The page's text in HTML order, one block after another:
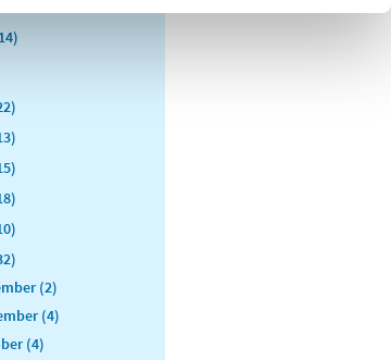
(2)
(4)
(4)